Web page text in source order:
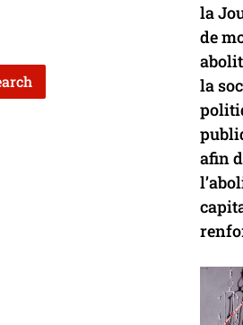
la
de
la
afin